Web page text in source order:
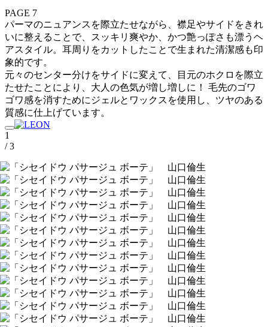
PAGE 7
パーマのニュアンスを際立たせながら、襟足やサイドをきれ
いに整えることで、スッキリ爽やか、かつ艶っぽさも漂うヘ
アスタイル。耳周りをカットしたことで生まれた清潔感も印
象的です。
元々のセンター分けをサイドに変えて、目元のホクロを際立
たせたことにより、大人の色気が増し増しに！ 毛先のゴワ
ゴワ感を消すためにジェルとワックスを使用し、ツヤのある
質感に仕上げています。
1
/ 3